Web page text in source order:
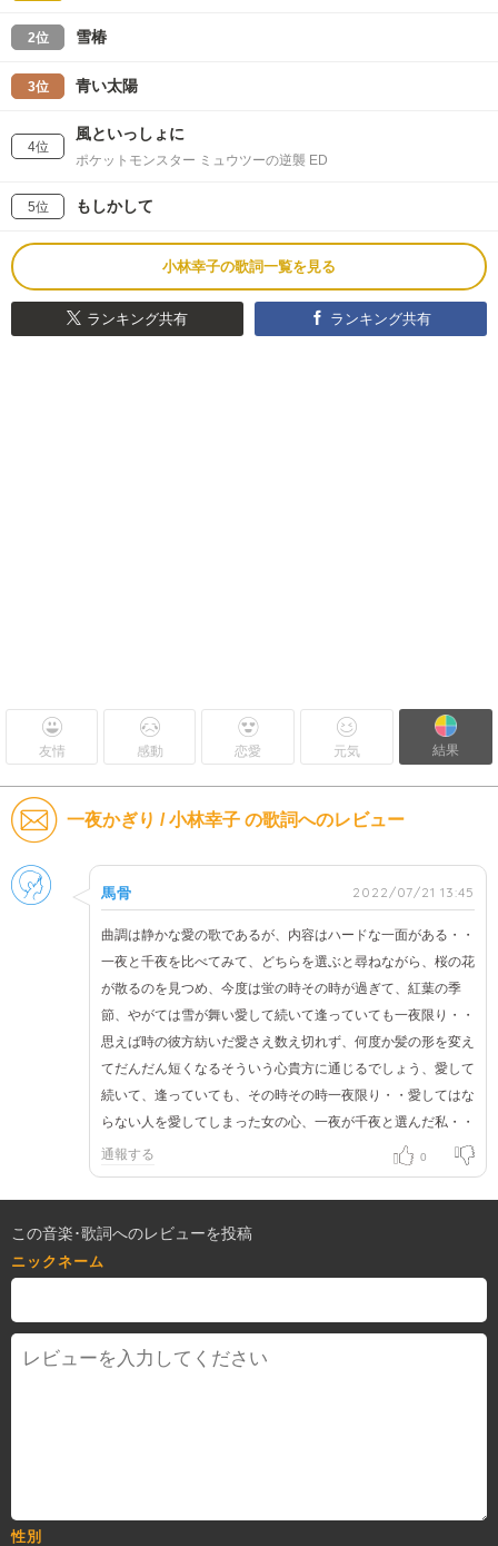
2位 雪椿
3位 青い太陽
4位
風といっしょに
ポケットモンスター ミュウツーの逆襲 ED
5位 もしかして
小林幸子の歌詞一覧を見る
ランキング共有 ランキング共有
友情 感動 恋愛 元気 結果
一夜かぎり / 小林幸子 の歌詞へのレビュー
男性
馬骨 2022/07/21 13:45
曲調は静かな愛の歌であるが、内容はハードな一面がある・・
一夜と千夜を比べてみて、どちらを選ぶと尋ねながら、桜の花
が散るのを見つめ、今度は蛍の時その時が過ぎて、紅葉の季
節、やがては雪が舞い愛して続いて逢っていても一夜限り・・
思えば時の彼方紡いだ愛さえ数え切れず、何度か髪の形を変え
てだんだん短くなるそういう心貴方に通じるでしょう、愛して
続いて、逢っていても、その時その時一夜限り・・愛してはな
らない人を愛してしまった女の心、一夜が千夜と選んだ私・・
通報する 0
この音楽･歌詞へのレビューを投稿
ニックネーム
性別